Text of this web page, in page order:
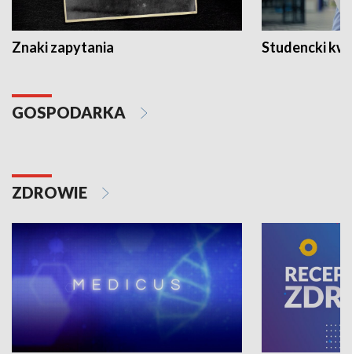
Znaki zapytania Studencki
GOSPODARKA
ZDROWIE